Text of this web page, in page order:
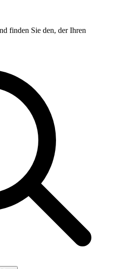
finden Sie den, der Ihren